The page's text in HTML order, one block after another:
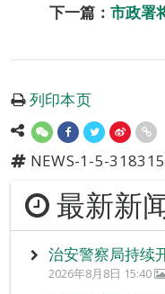
下一篇： 市政署
列印本页
NEWS-1-5-318315
最新新
治安警察局持续
2026年8月8日 15:40